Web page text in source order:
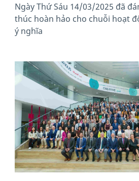
Ngày Thứ Sáu 14/03/2025 đã
thúc hoàn hảo cho chuỗi hoạt
ý nghĩa
News image